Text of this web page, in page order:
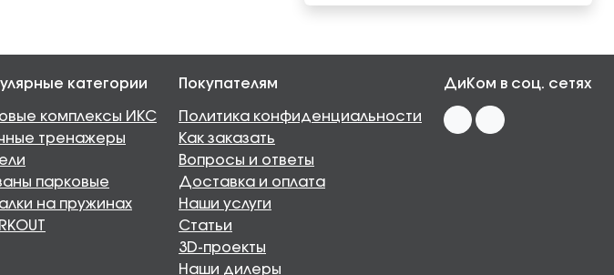
категории
комплексы ИКС
тренажеры
парковые
на пружинах
Покупателям
Политика конфиденциальности
Как заказать
Вопросы и ответы
Доставка и оплата
Наши услуги
Статьи
3D-проекты
Наши дилеры
ДиКом в соц. сетях